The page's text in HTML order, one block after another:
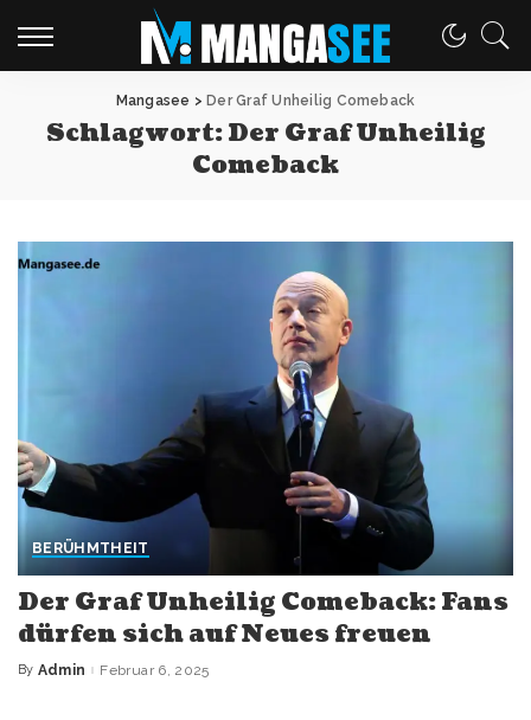
Mangasee > Der Graf Unheilig Comeback
Schlagwort:Der Graf Unheilig
Comeback
BERÜHMTHEIT
Der Graf Unheilig Comeback: Fans
dürfen sich auf Neues freuen
Posted
By Admin Februar 6, 2025